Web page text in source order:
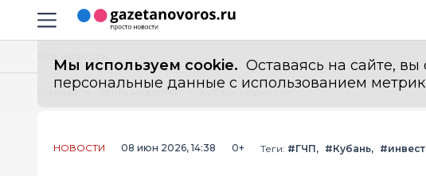
Навигация сайта
Мы используем cookie. Оставаясь на сайте,
персональные данные с использованием
Главная Лента новостей Кубань поднялась на 7-е место в России по развитию государственно-частного партнерства
НОВОСТИ 08 июн 2026, 14:38 0+ Теги: #ГЧП #Кубань